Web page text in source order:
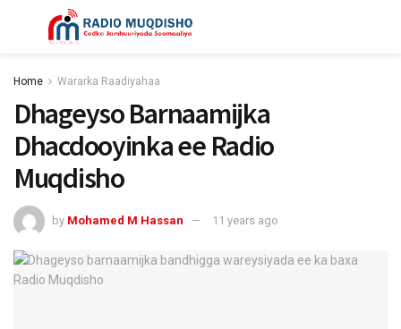
Home Wararka Raadiyahaa
Dhageyso Barnaamijka
Dhacdooyinka ee Radio
Muqdisho
by Mohamed M Hassan 11 years ago